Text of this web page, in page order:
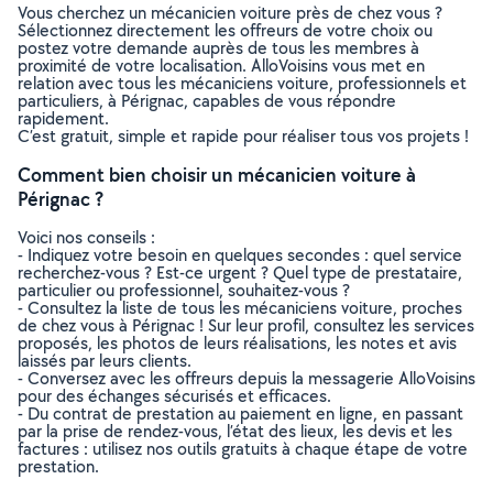
Vous cherchez un mécanicien voiture près de chez vous ?
Sélectionnez directement les offreurs de votre choix ou
postez votre demande auprès de tous les membres à
proximité de votre localisation. AlloVoisins vous met en
relation avec tous les mécaniciens voiture, professionnels et
particuliers, à Pérignac, capables de vous répondre
rapidement.
C’est gratuit, simple et rapide pour réaliser tous vos projets !
Comment bien choisir un mécanicien voiture à
Pérignac ?
Voici nos conseils :
- Indiquez votre besoin en quelques secondes : quel service
recherchez-vous ? Est-ce urgent ? Quel type de prestataire,
particulier ou professionnel, souhaitez-vous ?
- Consultez la liste de tous les mécaniciens voiture, proches
de chez vous à Pérignac ! Sur leur profil, consultez les services
proposés, les photos de leurs réalisations, les notes et avis
laissés par leurs clients.
- Conversez avec les offreurs depuis la messagerie AlloVoisins
pour des échanges sécurisés et efficaces.
- Du contrat de prestation au paiement en ligne, en passant
par la prise de rendez-vous, l’état des lieux, les devis et les
factures : utilisez nos outils gratuits à chaque étape de votre
prestation.